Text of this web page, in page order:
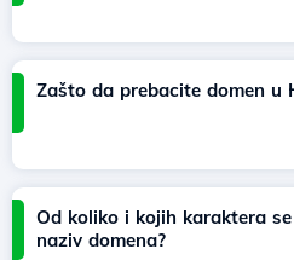
Zašto da prebacite domen u
Od koliko i kojih karaktera
naziv domena?